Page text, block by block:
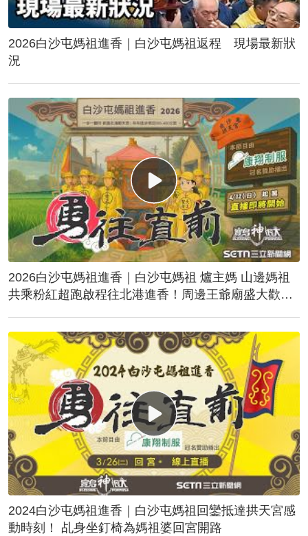
2026白沙屯媽祖進香｜白沙屯媽祖返程 現場最新狀
況
2026白沙屯媽祖進香｜白沙屯媽祖 爐主媽 山邊媽祖
共乘粉紅超跑啟程往北港進香！周邊王爺廟盛大歡
2024白沙屯媽祖進香｜白沙屯媽祖回鑾抵達拱天宮感
動時刻！ 乩身坐釘椅為媽祖婆回宮開路